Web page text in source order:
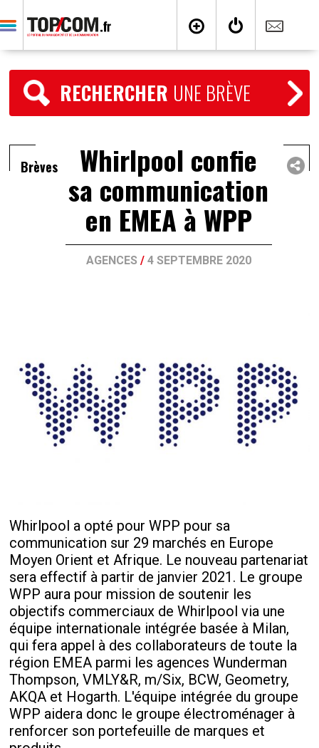
RECHERCHER UNE BRÈVE
Brèves Whirlpool confie
sa communication
en EMEA à WPP
AGENCES / 4 SEPTEMBRE 2020
Whirlpool a opté pour WPP pour sa
communication sur 29 marchés en Europe
Moyen Orient et Afrique. Le nouveau partenariat
sera effectif à partir de janvier 2021. Le groupe
WPP aura pour mission de soutenir les
objectifs commerciaux de Whirlpool via une
équipe internationale intégrée basée à Milan,
qui fera appel à des collaborateurs de toute la
région EMEA parmi les agences Wunderman
Thompson, VMLY&R, m/Six, BCW, Geometry,
AKQA et Hogarth. L'équipe intégrée du groupe
WPP aidera donc le groupe électroménager à
renforcer son portefeuille de marques et